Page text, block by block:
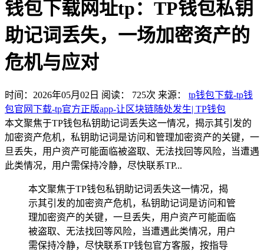
钱包下载网址tp：TP钱包私钥
助记词丢失，一场加密资产的
危机与应对
时间：2026年05月02日 阅读： 725次 来源： tp钱包下载-tp钱
包官网下载-tp官方正版app-让区块链随处发生| TP钱包
本文聚焦于TP钱包私钥助记词丢失这一情况，揭示其引发的
加密资产危机，私钥助记词是访问和管理加密资产的关键，一
旦丢失，用户资产可能面临被盗取、无法找回等风险，当遭遇
此类情况，用户需保持冷静，尽快联系TP...
本文聚焦于TP钱包私钥助记词丢失这一情况，揭
示其引发的加密资产危机，私钥助记词是访问和管
理加密资产的关键，一旦丢失，用户资产可能面临
被盗取、无法找回等风险，当遭遇此类情况，用户
需保持冷静，尽快联系TP钱包官方客服，按指导